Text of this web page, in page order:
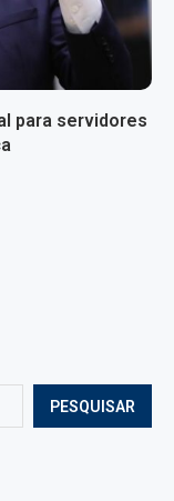
para servidores
PESQUISAR